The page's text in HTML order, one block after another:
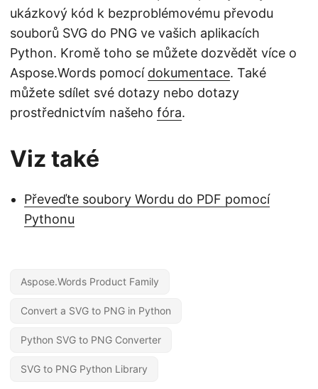
ukázkový kód k bezproblémovému převodu
souborů SVG do PNG ve vašich aplikacích
Python. Kromě toho se můžete dozvědět více o
Aspose.Words pomocí dokumentace. Také
můžete sdílet své dotazy nebo dotazy
prostřednictvím našeho fóra.
Viz také
Převeďte soubory Wordu do PDF pomocí
Pythonu
Aspose.Words Product Family
Convert a SVG to PNG in Python
Python SVG to PNG Converter
SVG to PNG Python Library